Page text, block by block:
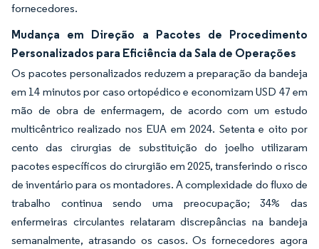
fornecedores.
Mudança em Direção a Pacotes de Procedimento
Personalizados para Eficiência da Sala de Operações
Os pacotes personalizados reduzem a preparação da bandeja
em 14 minutos por caso ortopédico e economizam USD 47 em
mão de obra de enfermagem, de acordo com um estudo
multicêntrico realizado nos EUA em 2024. Setenta e oito por
cento das cirurgias de substituição do joelho utilizaram
pacotes específicos do cirurgião em 2025, transferindo o risco
de inventário para os montadores. A complexidade do fluxo de
trabalho continua sendo uma preocupação; 34% das
enfermeiras circulantes relataram discrepâncias na bandeja
semanalmente, atrasando os casos. Os fornecedores agora